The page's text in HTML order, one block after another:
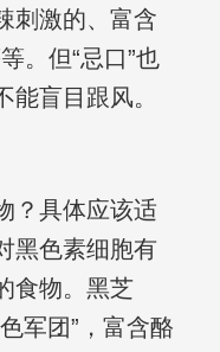
刺激的、富含
。但“忌口”也
盲目跟风。
？具体应该适
黑色素细胞有
食物。黑芝
军团”，富含酪